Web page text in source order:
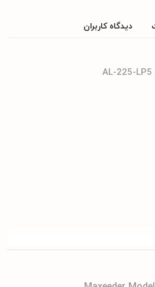
دیدگاه کاربران